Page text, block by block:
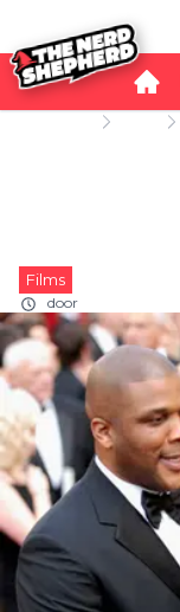
Films
door